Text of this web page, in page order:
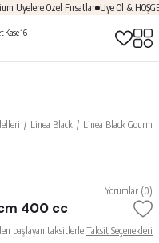
Özel Fırsatlar Üye Ol &
Linea Black Linea Black
Yorumlar (0)
400 cc
başlayan taksitlerle!Taksit Seçenekleri